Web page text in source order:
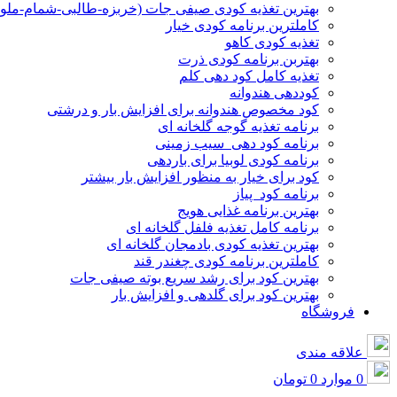
بهترین تغذیه کودی صیفی جات (خربزه-طالبی-شمام-
کاملترین برنامه کودی خیار
تغذیه کودی کاهو
بهتربن برنامه کودی ذرت
تغذیه کامل کود دهی کلم
کوددهی هندوانه
کود مخصوص هندوانه برای افزایش بار و درشتی
برنامه تغذیه گوجه گلخانه ای
برنامه کود دهی سیب زمینی
برنامه کودی لوبیا برای باردهی
کود برای خیار به منظور افزایش بار بیشتر
برنامه کود پیاز
بهترین برنامه غذایی هویج
برنامه کامل تغذیه فلفل گلخانه ای
بهترین تغذیه کودی بادمجان گلخانه ای
کاملترین برنامه کودی چغندر قند
بهترین کود برای رشد سریع بوته صیفی جات
بهترین کود برای گلدهی و افزایش بار
فروشگاه
علاقه مندی
0 موارد 0 تومان